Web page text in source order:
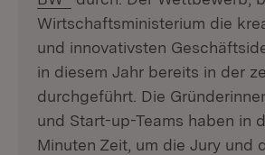
Wirtschaftsministerium die
und innovativsten
in diesem Jahr bereits in der
durchgeführt. Die
und Start-up-Teams haben in
Minuten Zeit, um die Jury und